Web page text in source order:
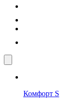
Комфорт S